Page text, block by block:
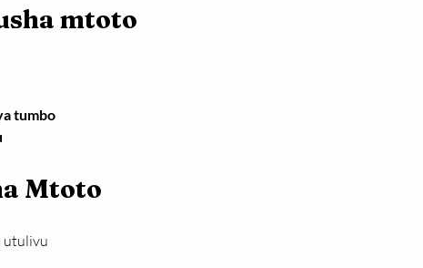
mtoto
tumbo
Mtoto
utulivu